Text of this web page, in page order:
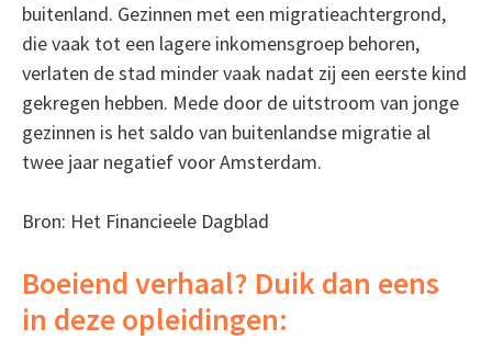
buitenland. Gezinnen met een migratieachtergrond,
die vaak tot een lagere inkomensgroep behoren,
verlaten de stad minder vaak nadat zij een eerste kind
gekregen hebben. Mede door de uitstroom van jonge
gezinnen is het saldo van buitenlandse migratie al
twee jaar negatief voor Amsterdam.
Bron: Het Financieele Dagblad
Boeiend verhaal? Duik dan eens
in deze opleidingen: